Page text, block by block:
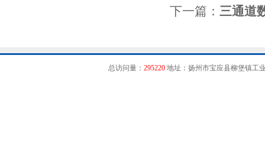
下一篇： 三通道
总访问量： 295220地址：扬州市宝应县柳堡镇工